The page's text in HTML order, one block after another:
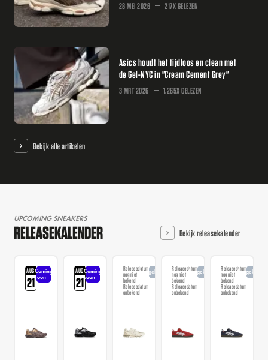
28 MEI 2026 217X GELEZEN
Asics houdt het tijdloos en clean met
de Gel-NYC in "Cream Cement Grey"
3 MRT 2026 1.265X GELEZEN
Bekijk alle artikelen
UPCOMING SNEAKERS
RELEASEKALENDER Bekijk releasekalender
AUG
21
Coming
soon
AUG
21
Coming
soon
Releasedatum
nog niet
bekend
Releasedatum
onbekend
AangekondigdReleasedatum
nog niet
bekend
Releasedatum
onbekend
AangekondigdReleasedatum
nog niet
bekend
Releasedatum
onbekend